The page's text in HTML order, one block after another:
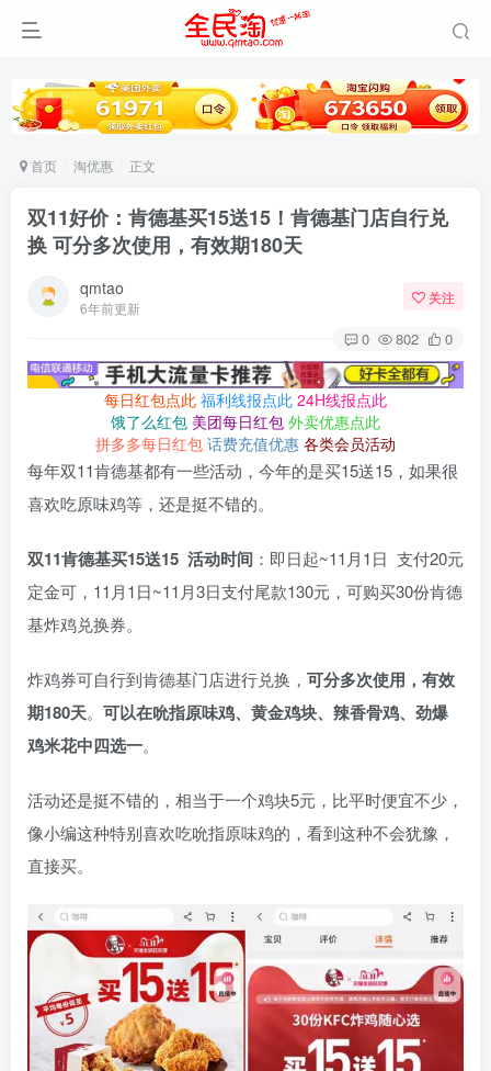
首页 淘优惠 正文
双11好价：肯德基买15送15！肯德基门店自行兑
换 可分多次使用，有效期180天
qmtao
6年前更新
关注
0 802 0
每日红包点此 福利线报点此 24H线报点此
饿了么红包 美团每日红包 外卖优惠点此
拼多多每日红包 话费充值优惠 各类会员活动
每年双11肯德基都有一些活动，今年的是买15送15，如果很
喜欢吃原味鸡等，还是挺不错的。
双11肯德基买15送15 活动时间 ：即日起~11月1日 支付20元
定金可，11月1日~11月3日支付尾款130元，可购买30份肯德
基炸鸡兑换券。
炸鸡券可自行到肯德基门店进行兑换， 可分多次使用，有效
期180天。 可以在吮指原味鸡、黄金鸡块、辣香骨鸡、劲爆
鸡米花中四选一。
活动还是挺不错的，相当于一个鸡块5元，比平时便宜不少，
像小编这种特别喜欢吃吮指原味鸡的，看到这种不会犹豫，
直接买。